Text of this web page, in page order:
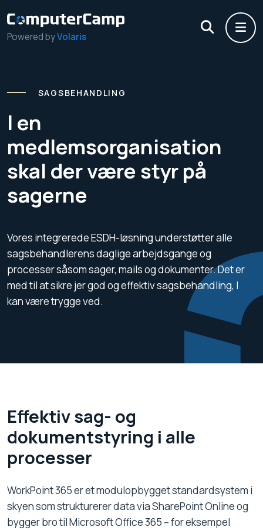
Powered byVolaris
SAGSBEHANDLING
I en
medlemsorganisation
skal der være styr på
sagerne
Vores integrerede ESDH-løsning understøtter alle
sagsbehandlerens daglige arbejdsgange og
processer såsom sager, mails og dokumenter. Det er
med til at sikre jer god og effektiv sagsbehandling, I
kan være trygge ved.
Effektiv sag- og
dokumentstyring i alle
processer
WorkPoint 365 er et modulopbygget standardsystem i
skyen som strukturerer data via SharePoint Online og
bygger bro til Microsoft Office 365 – for eksempel